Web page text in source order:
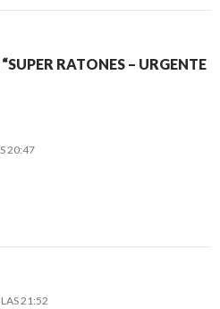
RATONES – URGENTE
20:47
21:52